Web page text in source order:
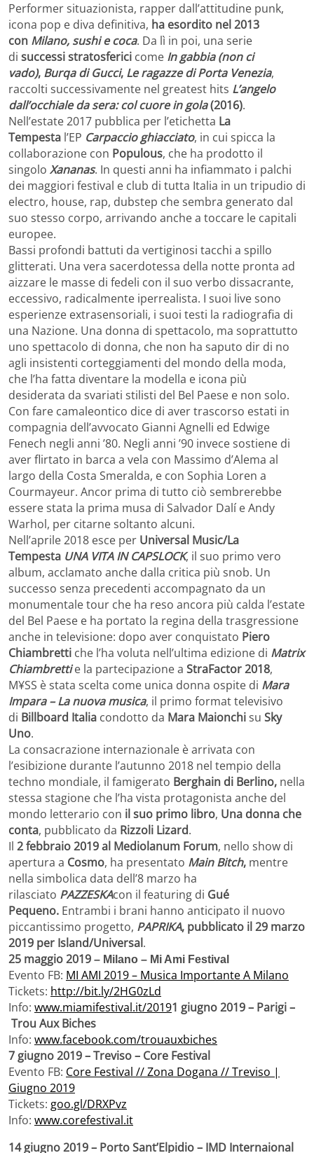
Performer situazionista, rapper dall’attitudine punk,
icona pop e diva definitiva, ha esordito nel 2013
con Milano, sushi e coca. Da lì in poi, una serie
di successi stratosferici come In gabbia (non ci
vado), Burqa di Gucci, Le ragazze di Porta Venezia,
raccolti successivamente nel greatest hits L’angelo
dall’occhiale da sera: col cuore in gola(2016).
Nell’estate 2017 pubblica per l’etichetta La
Tempesta l’EP Carpaccio ghiacciato, in cui spicca la
collaborazione con Populous, che ha prodotto il
singolo Xananas. In questi anni ha infiammato i palchi
dei maggiori festival e club di tutta Italia in un tripudio di
electro, house, rap, dubstep che sembra generato dal
suo stesso corpo, arrivando anche a toccare le capitali
europee.
Bassi profondi battuti da vertiginosi tacchi a spillo
glitterati. Una vera sacerdotessa della notte pronta ad
aizzare le masse di fedeli con il suo verbo dissacrante,
eccessivo, radicalmente iperrealista. I suoi live sono
esperienze extrasensoriali, i suoi testi la radiografia di
una Nazione. Una donna di spettacolo, ma soprattutto
uno spettacolo di donna, che non ha saputo dir di no
agli insistenti corteggiamenti del mondo della moda,
che l’ha fatta diventare la modella e icona più
desiderata da svariati stilisti del Bel Paese e non solo.
Con fare camaleontico dice di aver trascorso estati in
compagnia dell’avvocato Gianni Agnelli ed Edwige
Fenech negli anni ’80. Negli anni ’90 invece sostiene di
aver flirtato in barca a vela con Massimo d’Alema al
largo della Costa Smeralda, e con Sophia Loren a
Courmayeur. Ancor prima di tutto ciò sembrerebbe
essere stata la prima musa di Salvador Dalí e Andy
Warhol, per citarne soltanto alcuni.
Nell’aprile 2018 esce per Universal Music/La
Tempesta UNA VITA IN CAPSLOCK, il suo primo vero
album, acclamato anche dalla critica più snob. Un
successo senza precedenti accompagnato da un
monumentale tour che ha reso ancora più calda l’estate
del Bel Paese e ha portato la regina della trasgressione
anche in televisione: dopo aver conquistato Piero
Chiambretti che l’ha voluta nell’ultima edizione di Matrix
Chiambrettie la partecipazione a StraFactor 2018,
M¥SS è stata scelta come unica donna ospite di Mara
Impara – La nuova musica, il primo format televisivo
di Billboard Italia condotto da Mara Maionchisu Sky
Uno.
La consacrazione internazionale è arrivata con
l’esibizione durante l’autunno 2018 nel tempio della
techno mondiale, il famigerato Berghain di Berlino, nella
stessa stagione che l’ha vista protagonista anche del
mondo letterario con il suo primo libro, Una donna che
conta, pubblicato da Rizzoli Lizard.
Il 2 febbraio 2019 al Mediolanum Forum, nello show di
apertura a Cosmo, ha presentato Main Bitch, mentre
nella simbolica data dell’8 marzo ha
rilasciato PAZZESKAcon il featuring di Gué
Pequeno. Entrambi i brani hanno anticipato il nuovo
piccantissimo progetto, PAPRIKA, pubblicato il 29 marzo
2019 per Island/Universal.
25 maggio 2019 – Milano – Mi Ami Festival
Evento FB: MI AMI 2019 – Musica Importante A Milano
Tickets: http://bit.ly/2HG0zLd
Info: www.miamifestival.it/20191 giugno 2019 – Parigi –
Trou Aux Biches
Info: www.facebook.com/trouauxbiches
7 giugno 2019 – Treviso – Core Festival
Evento FB: Core Festival // Zona Dogana // Treviso |
Giugno 2019
Tickets: goo.gl/DRXPvz
Info: www.corefestival.it
14 giugno 2019 – Porto Sant’Elpidio – IMD Internaional